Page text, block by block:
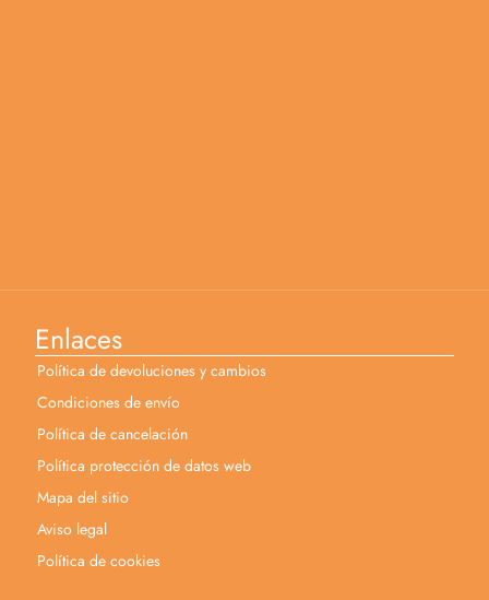
Enlaces
Política de devoluciones y cambios
Condiciones de envío
Política de cancelación
Política protección de datos web
Mapa del sitio
Aviso legal
Política de cookies